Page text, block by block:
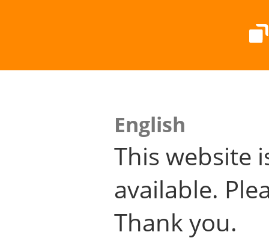
English
This website
available.
Thank you.